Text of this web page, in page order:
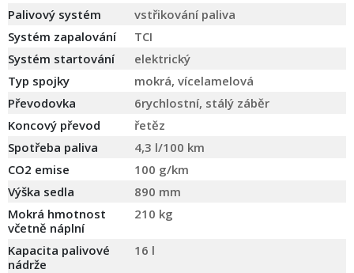
Palivový systém
vstřikování paliva
Systém zapalování
TCI
Systém startování
elektrický
Typ spojky
mokrá, vícelamelová
Převodovka
6rychlostní, stálý záběr
Koncový převod
řetěz
Spotřeba paliva
4,3 l/100 km
CO2 emise
100 g/km
Výška sedla
890 mm
Mokrá hmotnost
včetně náplní
210 kg
Kapacita palivové
nádrže
16 l